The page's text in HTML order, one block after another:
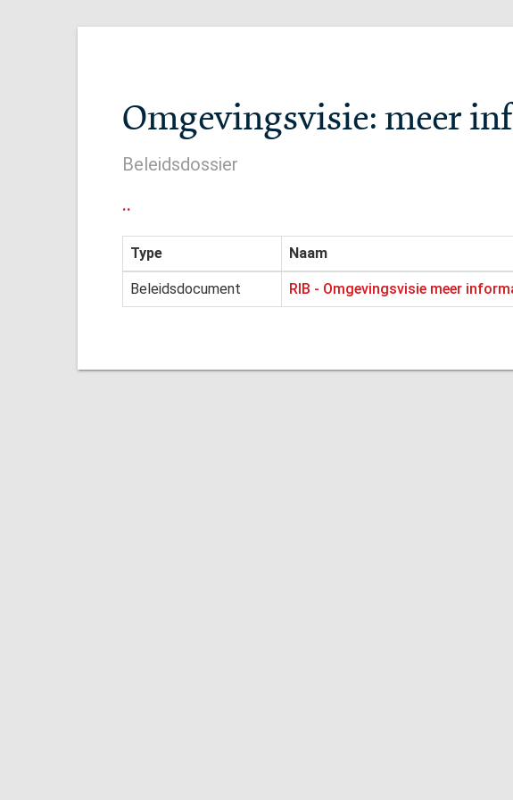
Omgevingsvisie: meer
Beleidsdossier
..
Type Naam
Beleidsdocument RIB - Omgevingsvisie meer